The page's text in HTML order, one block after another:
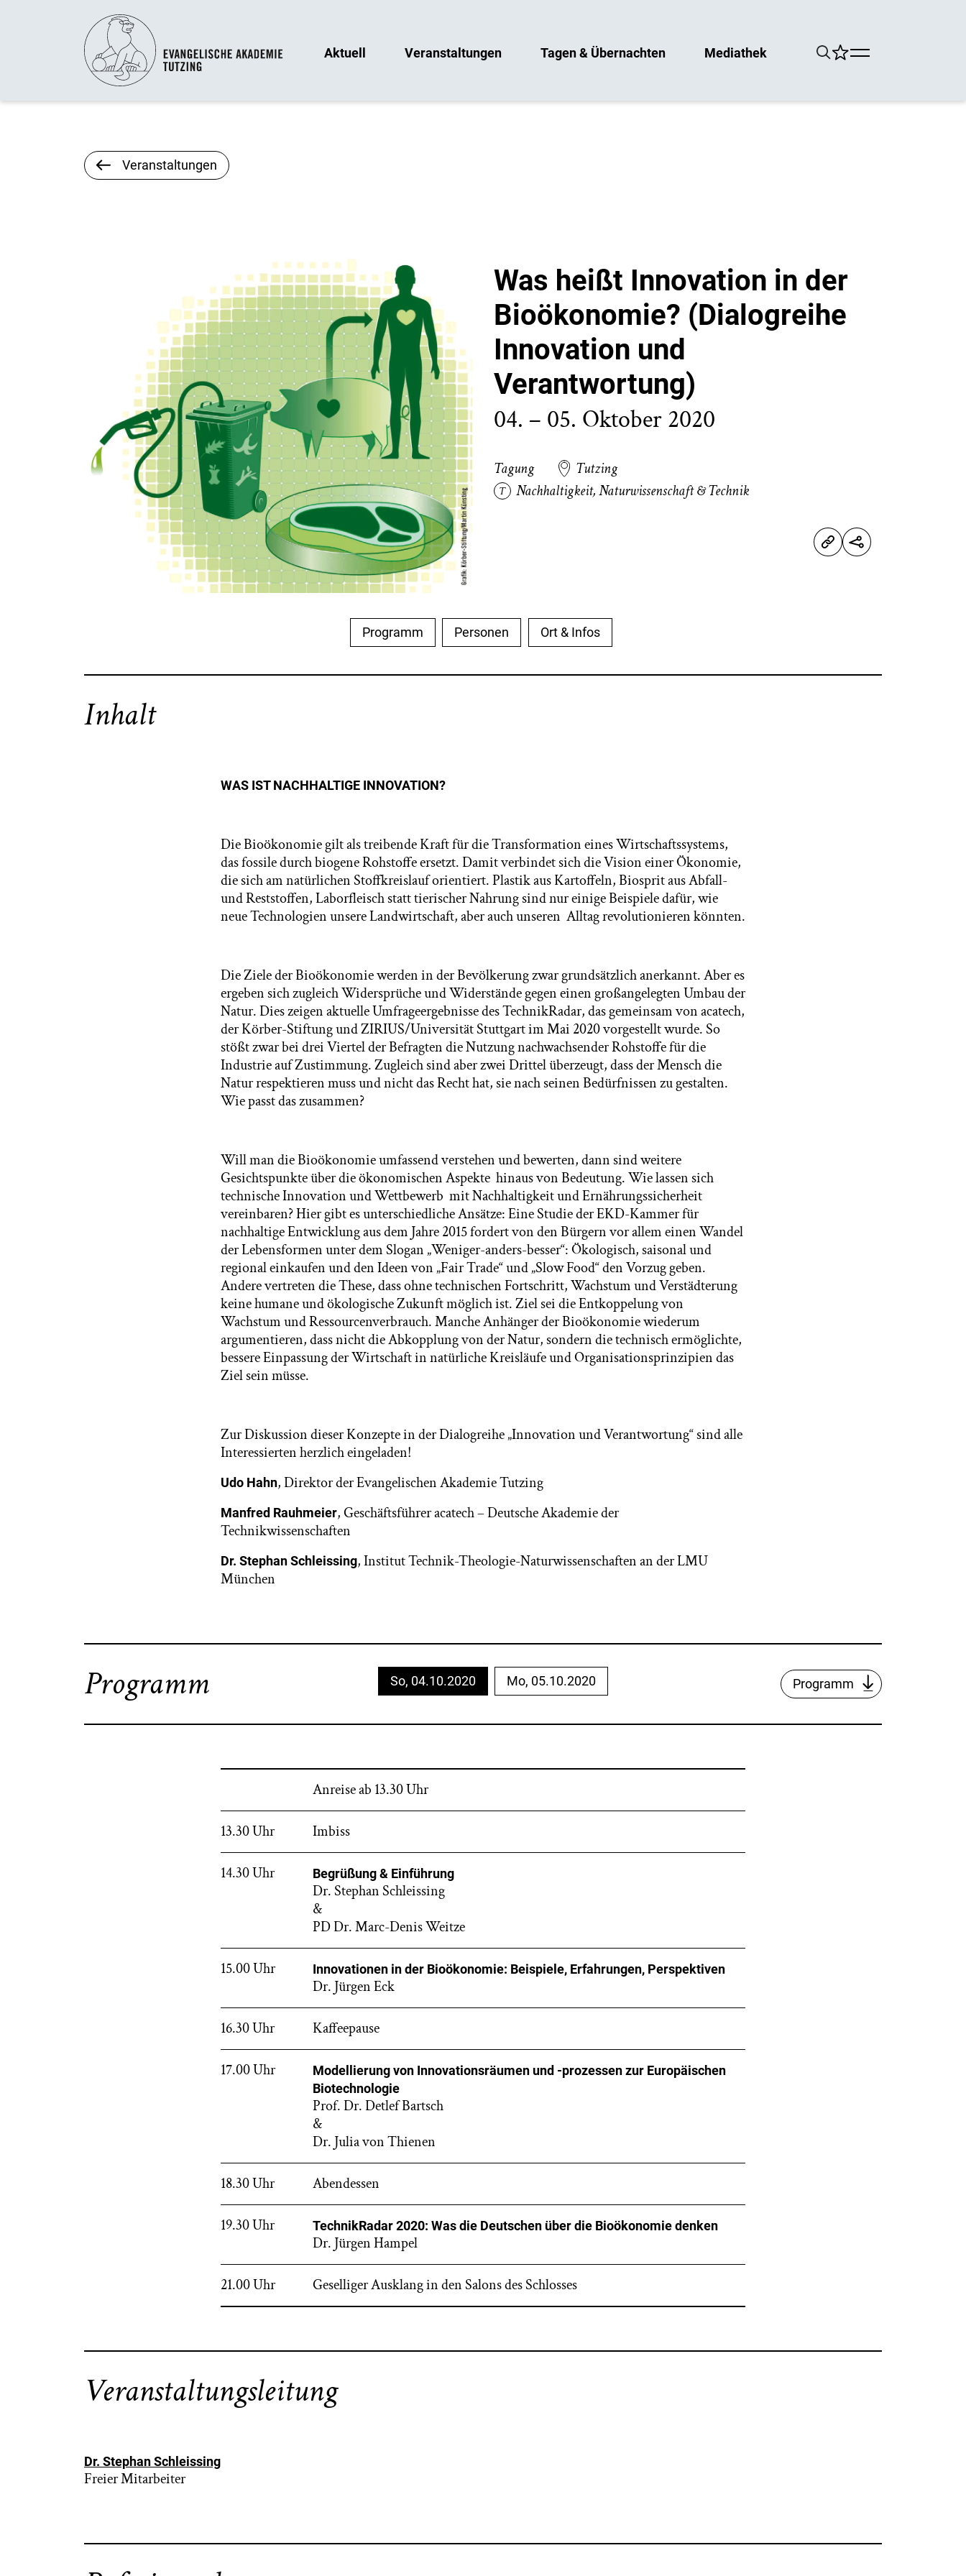
Aktuell Veranstaltungen Tagen & Übernachten Mediathek
Veranstaltungen
Was heißt Innovation in der
Bioökonomie? (Dialogreihe
Innovation und
Verantwortung)
04. – 05. Oktober 2020
Tagung
Tutzing
Nachhaltigkeit,Naturwissenschaft & Technik
Programm Personen Ort & Infos
Inhalt
WAS IST NACHHALTIGE INNOVATION?
Die Bioökonomie gilt als treibende Kraft für die Transformation eines Wirtschaftssystems,
das fossile durch biogene Rohstoffe ersetzt. Damit verbindet sich die Vision einer Ökonomie,
die sich am natürlichen Stoffkreislauf orientiert. Plastik aus Kartoffeln, Biosprit aus Abfall-
und Reststoffen, Laborfleisch statt tierischer Nahrung sind nur einige Beispiele dafür, wie
neue Technologien unsere Landwirtschaft, aber auch unseren Alltag revolutionieren könnten.
Die Ziele der Bioökonomie werden in der Bevölkerung zwar grundsätzlich anerkannt. Aber es
ergeben sich zugleich Widersprüche und Widerstände gegen einen großangelegten Umbau der
Natur. Dies zeigen aktuelle Umfrageergebnisse des TechnikRadar, das gemeinsam von acatech,
der Körber-Stiftung und ZIRIUS/Universität Stuttgart im Mai 2020 vorgestellt wurde. So
stößt zwar bei drei Viertel der Befragten die Nutzung nachwachsender Rohstoffe für die
Industrie auf Zustimmung. Zugleich sind aber zwei Drittel überzeugt, dass der Mensch die
Natur respektieren muss und nicht das Recht hat, sie nach seinen Bedürfnissen zu gestalten.
Wie passt das zusammen?
Will man die Bioökonomie umfassend verstehen und bewerten, dann sind weitere
Gesichtspunkte über die ökonomischen Aspekte hinaus von Bedeutung. Wie lassen sich
technische Innovation und Wettbewerb mit Nachhaltigkeit und Ernährungssicherheit
vereinbaren? Hier gibt es unterschiedliche Ansätze: Eine Studie der EKD-Kammer für
nachhaltige Entwicklung aus dem Jahre 2015 fordert von den Bürgern vor allem einen Wandel
der Lebensformen unter dem Slogan „Weniger-anders-besser“: Ökologisch, saisonal und
regional einkaufen und den Ideen von „Fair Trade“ und „Slow Food“ den Vorzug geben.
Andere vertreten die These, dass ohne technischen Fortschritt, Wachstum und Verstädterung
keine humane und ökologische Zukunft möglich ist. Ziel sei die Entkoppelung von
Wachstum und Ressourcenverbrauch. Manche Anhänger der Bioökonomie wiederum
argumentieren, dass nicht die Abkopplung von der Natur, sondern die technisch ermöglichte,
bessere Einpassung der Wirtschaft in natürliche Kreisläufe und Organisationsprinzipien das
Ziel sein müsse.
Zur Diskussion dieser Konzepte in der Dialogreihe „Innovation und Verantwortung“ sind alle
Interessierten herzlich eingeladen!
Udo Hahn, Direktor der Evangelischen Akademie Tutzing
Manfred Rauhmeier, Geschäftsführer acatech – Deutsche Akademie der
Technikwissenschaften
Dr. Stephan Schleissing, Institut Technik-Theologie-Naturwissenschaften an der LMU
München
Programm So, 04.10.2020 Mo, 05.10.2020 Programm
Anreise ab 13.30 Uhr
13.30 Uhr Imbiss
14.30 Uhr Begrüßung & Einführung
Dr. Stephan Schleissing
&
PD Dr. Marc-Denis Weitze
15.00 Uhr Innovationen in der Bioökonomie: Beispiele, Erfahrungen, Perspektiven
Dr. Jürgen Eck
16.30 Uhr Kaffeepause
17.00 Uhr
Modellierung von Innovationsräumen und -prozessen zur Europäischen
Biotechnologie
Prof. Dr. Detlef Bartsch
&
Dr. Julia von Thienen
18.30 Uhr Abendessen
19.30 Uhr TechnikRadar 2020: Was die Deutschen über die Bioökonomie denken
Dr. Jürgen Hampel
21.00 Uhr Geselliger Ausklang in den Salons des Schlosses
Veranstaltungsleitung
Dr. Stephan Schleissing
Freier Mitarbeiter